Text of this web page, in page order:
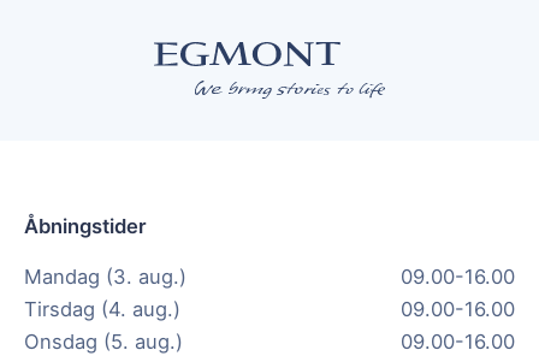
Åbningstider
Mandag (3. aug.)
09.00-16.00
Tirsdag (4. aug.)
09.00-16.00
Onsdag (5. aug.)
09.00-16.00